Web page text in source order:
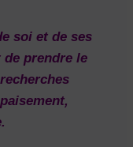
soi et de ses
prendre le
,
.